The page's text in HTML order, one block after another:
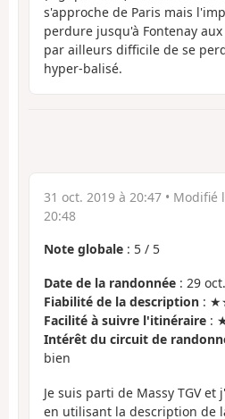
s'approche de Paris mais
perdure jusqu'à Fontenay
par ailleurs difficile de se
hyper-balisé.
31 oct. 2019 à 20:47 • Modifié
20:48
Note globale : 5 / 5
Date de la randonnée : 29
Fiabilité de la description :
Facilité à suivre l'itinéraire :
Intérêt du circuit de
bien
Je suis parti de Massy TGV
en utilisant la description de